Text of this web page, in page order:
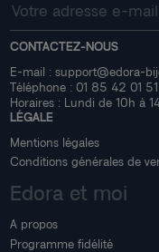
CONTACTEZ-NOUS
E-mail : support@edora-
Téléphone : 01 85 42 01 51
Horaires : Lundi de 10h à
LÉGALE
Mentions légales
Conditions générales de
Edora et moi
A propos
Programme fidélité